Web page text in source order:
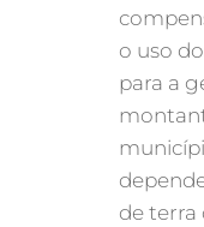
o uso
para a
de terra